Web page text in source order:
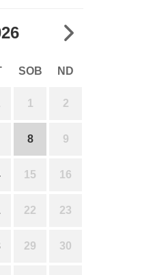
SOB ND
1 2
8 9
15 16
22 23
29 30